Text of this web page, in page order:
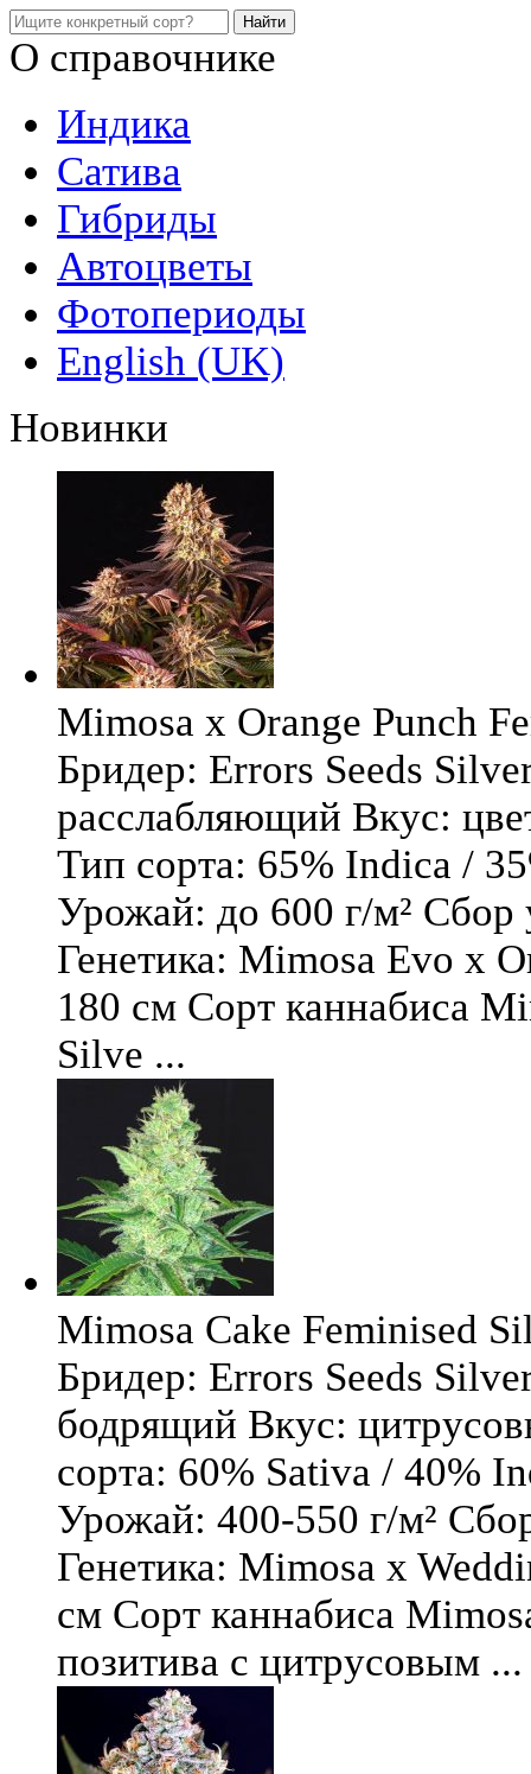
О справочнике
Индика
Сатива
Гибриды
Автоцветы
Фотопериоды
English (UK)
Новинки
Mimosa x Orange Punch
Бридер: Errors Seeds
расслабляющий Вкус:
Тип сорта: 65% Indica /
Урожай: до 600 г/м² Сбор
Генетика: Mimosa Evo x
180 см Сорт каннабиса
Silve ...
Mimosa Cake Feminised
Бридер: Errors Seeds
бодрящий Вкус:
сорта: 60% Sativa / 40%
Урожай: 400-550 г/м²
Генетика: Mimosa x
см Сорт каннабиса
позитива с цитрусовым ...